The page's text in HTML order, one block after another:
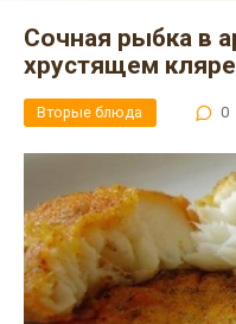
Сочная рыбка в ароматном и
хрустящем кляре
Вторые блюда 0